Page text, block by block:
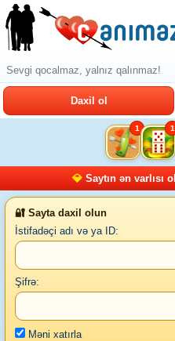
Sevgi qocalmaz, yalnız qalınmaz!
Daxil ol
1 1
💎 Saytın ən varlısı ol
🔐 Sayta daxil olun
İstifadəçi adı və ya ID:
Şifrə:
Məni xatırla